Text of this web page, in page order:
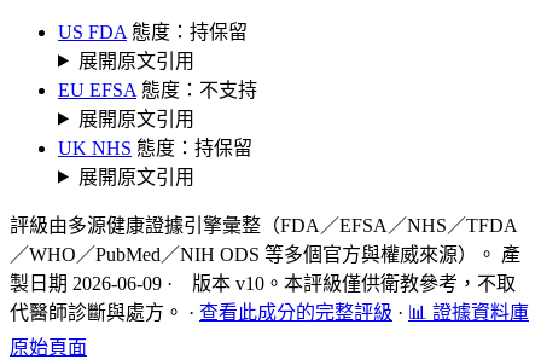
US FDA 態度：持保留
展開原文引用
EU EFSA 態度：不支持
展開原文引用
UK NHS 態度：持保留
展開原文引用
評級由多源健康證據引擎彙整（FDA／EFSA／NHS／TFDA
／WHO／PubMed／NIH ODS 等多個官方與權威來源）。 產
製日期 2026-06-09 · 版本 v10。本評級僅供衛教參考，不取
代醫師診斷與處方。 · 查看此成分的完整評級 · 📊 證據資料庫
原始頁面